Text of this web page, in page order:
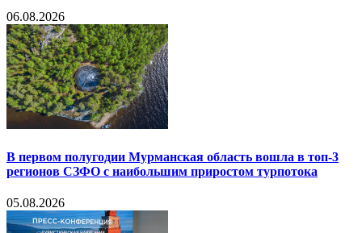
06.08.2026
В первом полугодии Мурманская область вошла в топ-3
регионов СЗФО с наибольшим приростом турпотока
05.08.2026